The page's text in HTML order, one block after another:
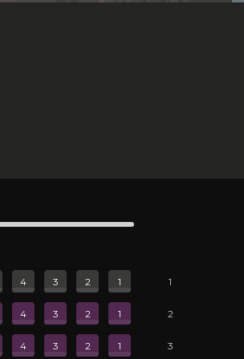
1
2
3
4
1
2
3
4
1
2
3
4
1
2
3